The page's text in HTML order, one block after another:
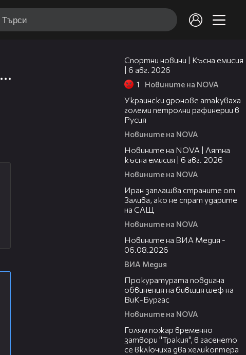
Спортни новини | Късна емисия
| 6 авг. 2026
1 Новините на NOVA
Украински дронове атакуваха
големи петролни рафинерии в
Русия
Новините на NOVA
Новините на NOVA | Лятна
късна емисия | 6 авг. 2026
Новините на NOVA
Иран заплашва страните от
Залива, ако не спрат ударите
на САЩ
Новините на NOVA
Новините на ВИА Медия -
06.08.2026
ВИА Медия
Прокуратурата повдигна
обвинения на бившия шеф на
ВиК-Бургас
Новините на NOVA
Голям пожар временно
затвори "Тракия", в гасенето
се включиха два хеликоптера